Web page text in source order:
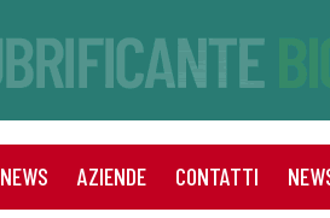
NEWS AZIENDE CONTATTI